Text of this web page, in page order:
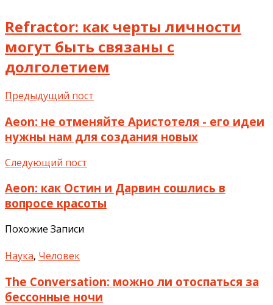
Refractor: как черты личности
могут быть связаны с
долголетием
Предыдущий пост
Aeon: не отменяйте Аристотеля - его идеи
нужны нам для создания новых
Следующий пост
Aeon: как Остин и Дарвин сошлись в
вопросе красоты
Похожие Записи
Наука, Человек
The Conversation: можно ли отоспаться за
бессонные ночи